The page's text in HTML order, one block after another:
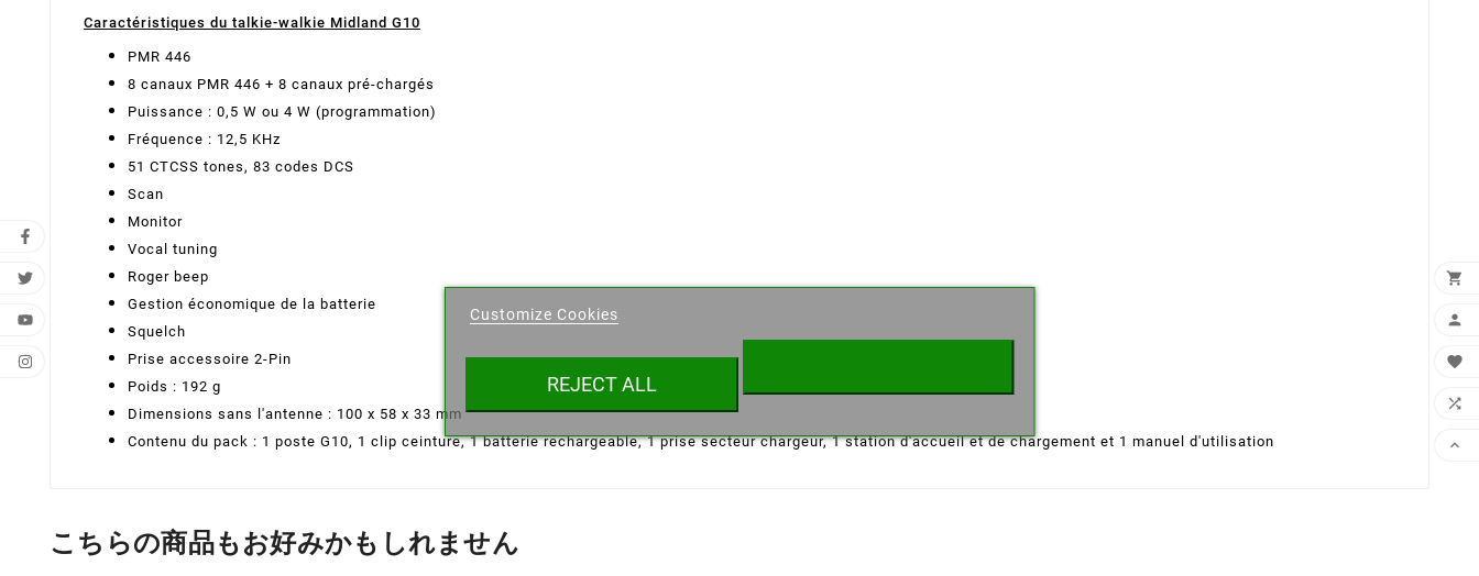
Caractéristiques du talkie-walkie Midland G10
PMR 446
8 canaux PMR 446 + 8 canaux pré-chargés
Puissance : 0,5 W ou 4 W (programmation)
Fréquence : 12,5 KHz
51 CTCSS tones, 83 codes DCS
Scan
Monitor
Vocal tuning
Roger beep
Gestion économique de la batterie
Squelch
Prise accessoire 2-Pin
Poids : 192 g
Dimensions sans l'antenne : 100 x 58 x 33 mm
Contenu du pack : 1 poste G10, 1 clip ceinture, 1 batterie rechargeable, 1 prise secteur chargeur, 1 station d'accueil et de chargement et 1 manuel d'utilisation
こちらの商品もお好みかもしれません
×
Wishlist name
Customize Cookies
REJECT ALL




